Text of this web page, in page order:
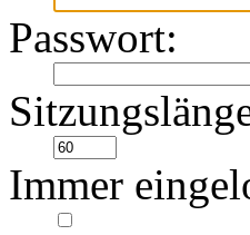
Passwort:
Immer